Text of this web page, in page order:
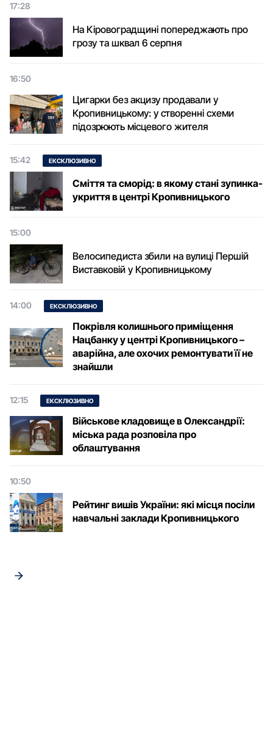
17:28
На Кіровоградщині попереджають про
грозу та шквал 6 серпня
16:50
Цигарки без акцизу продавали у
Кропивницькому: у створенні схеми
підозрюють місцевого жителя
15:42 ЕКСКЛЮЗИВНО
Сміття та сморід: в якому стані зупинка-
укриття в центрі Кропивницького
15:00
Велосипедиста збили на вулиці Першій
Виставковій у Кропивницькому
14:00 ЕКСКЛЮЗИВНО
Покрівля колишнього приміщення
Нацбанку у центрі Кропивницького –
аварійна, але охочих ремонтувати її не
знайшли
12:15 ЕКСКЛЮЗИВНО
Військове кладовище в Олександрії:
міська рада розповіла про
облаштування
10:50
Рейтинг вишів України: які місця посіли
навчальні заклади Кропивницького